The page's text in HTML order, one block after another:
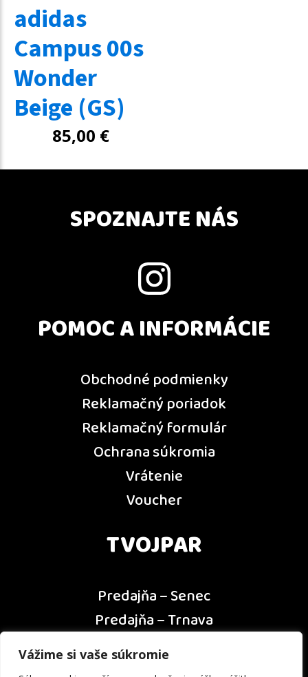
Vážime si vaše súkromie
adidas
Campus 00s
Wonder
Beige (GS)
85,00 €
SPOZNAJTE NÁS
POMOC A INFORMÁCIE
Obchodné podmienky
Reklamačný poriadok
Reklamačný formulár
Ochrana súkromia
Vrátenie
Voucher
TVOJPAR
Predajňa – Senec
Predajňa – Trnava
Predajňa – Dunajská Streda
Predajňa – Nitra